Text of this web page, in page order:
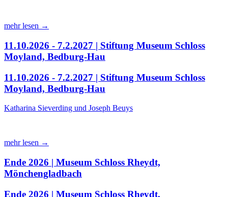
mehr lesen →
11.10.2026 - 7.2.2027 | Stiftung Museum Schloss
Moyland, Bedburg-Hau
11.10.2026 - 7.2.2027 | Stiftung Museum Schloss
Moyland, Bedburg-Hau
Katharina Sieverding und Joseph Beuys
mehr lesen →
Ende 2026 | Museum Schloss Rheydt,
Mönchengladbach
Ende 2026 | Museum Schloss Rheydt,